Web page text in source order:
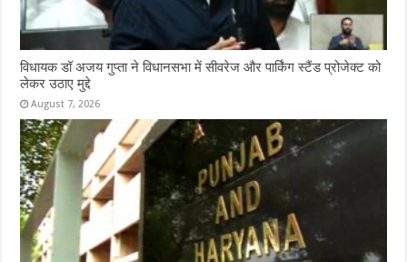
विधायक डॉ अजय गुप्ता ने विधानसभा में सीवरेज और पार्किंग स्टैंड प्रोजेक्ट को
लेकर उठाए मुद्दे
August 7, 2026